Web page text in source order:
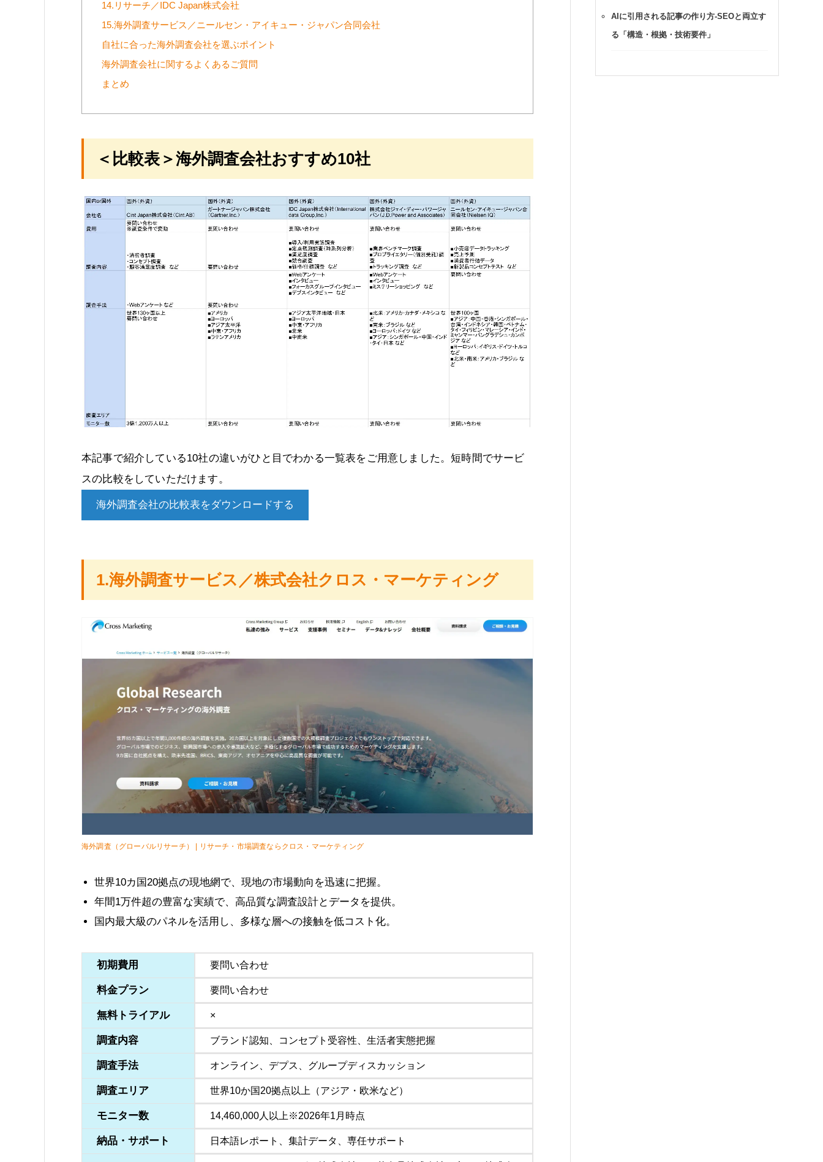
14.リサーチ／IDC Japan株式会社
15.海外調査サービス／ニールセン・アイキュー・ジャパン合同会社
自社に合った海外調査会社を選ぶポイント
海外調査会社に関するよくあるご質問
まとめ
＜比較表＞海外調査会社おすすめ10社
本記事で紹介している10社の違いがひと目でわかる一覧表をご用意しました。短時間でサービ
スの比較をしていただけます。
海外調査会社の比較表をダウンロードする
1.海外調査サービス／株式会社クロス・マーケティング
海外調査（グローバルリサーチ） | リサーチ・市場調査ならクロス・マーケティング
世界10カ国20拠点の現地網で、現地の市場動向を迅速に把握。
年間1万件超の豊富な実績で、高品質な調査設計とデータを提供。
国内最大級のパネルを活用し、多様な層への接触を低コスト化。
初期費用 要問い合わせ
料金プラン 要問い合わせ
無料トライアル ×
調査内容 ブランド認知、コンセプト受容性、生活者実態把握
調査手法 オンライン、デプス、グループディスカッション
調査エリア 世界10か国20拠点以上（アジア・欧米など）
モニター数 14,460,000人以上※2026年1月時点
納品・サポート 日本語レポート、集計データ、専任サポート
AIに引用される記事の作り方-SEOと両立す
る「構造・根拠・技術要件」